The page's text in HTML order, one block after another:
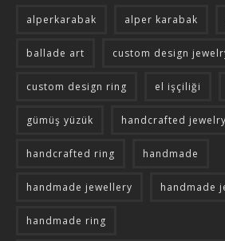
alperkarabak alper karabak
ballade art custom design
custom design ring el işçiliği
gümüş yüzük handcrafted jewelry
handcrafted ring handmade
handmade jewellery handmade
handmade ring